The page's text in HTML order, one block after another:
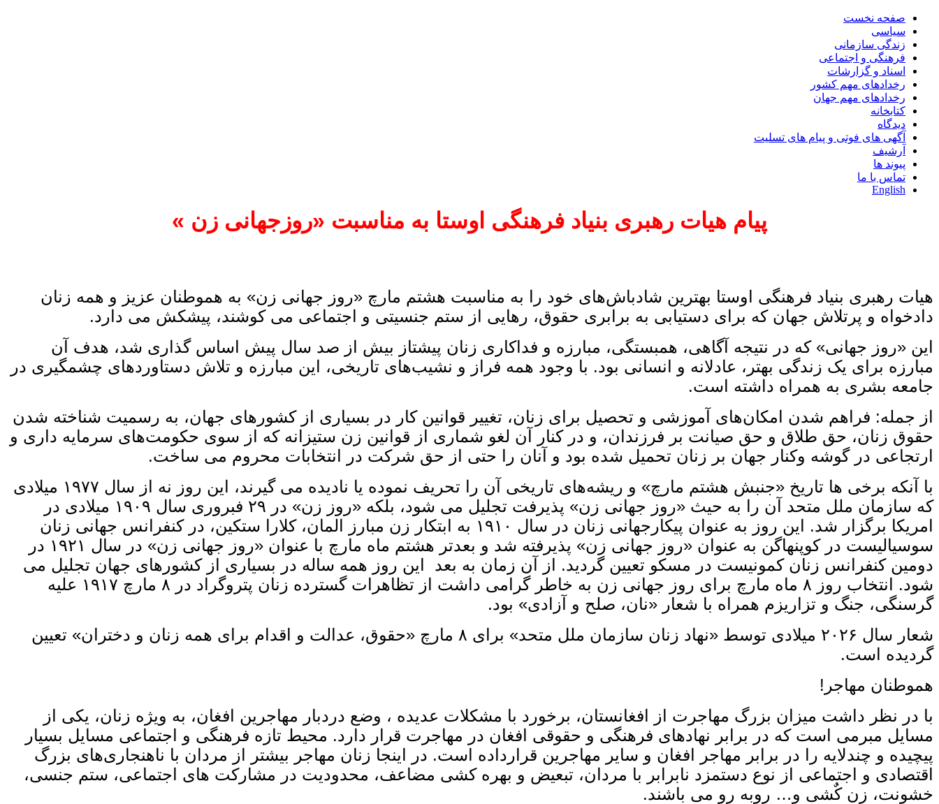
صفحه نخست
سیاسی
زندگی سازمانی
فرهنگی و اجتماعی
اسناد و گزارشات
رخدادهای مهم کشور
رخدادهای مهم جهان
کتابخانه
دیدگاه
آگهی های فوتی و پیام های تسلیت
آرشیف
پیوند ها
تماس با ما
English
پیام هیات رهبری بنیاد فرهنگی اوستا به مناسبت «روزجهانی زن »
هیات رهبری بنیاد فرهنگی اوستا بهترین شادباش‌های خود را به مناسبت هشتم مارچ «روز جهانی زن» به هموطنان عزیز و همه زنان
دادخواه و پرتلاش جهان که برای دستیابی به برابری حقوق، رهایی از ستم جنسیتی و اجتماعی می‌ کوشند، پیشکش می‌ دارد.
این «روز جهانی» که در نتیجه آگاهی، همبستگی، مبارزه و فداکاری زنان پیشتاز بیش از صد سال پیش اساس‌ گذاری شد، هدف آن
مبارزه برای یک زندگی بهتر، عادلانه و انسانی بود. با وجود همه فراز و نشیب‌های تاریخی، این مبارزه و تلاش دستاوردهای چشمگیری در
جامعه بشری به همراه داشته است.
از جمله: فراهم شدن امکان‌های آموزشی و تحصیل برای زنان، تغییر قوانین کار در بسیاری از کشورهای جهان، به رسمیت شناخته شدن
حقوق زنان، حق طلاق و حق صیانت بر فرزندان، و در کنار آن لغو شماری از قوانین زن‌ ستیزانه که از سوی حکومت‌های سرمایه‌ داری و
ارتجاعی در گوشه‌ وکنار جهان بر زنان تحمیل شده بود و آنان را حتی از حق شرکت در انتخابات محروم می ‌ساخت.
با آنکه برخی‌ ها تاریخ «جنبش هشتم مارچ» و ریشه‌های تاریخی آن را تحریف نموده یا نادیده می ‌گیرند، این روز نه از سال ۱۹۷۷ میلادی
که سازمان ملل متحد آن را به حیث «روز جهانی زن» پذیرفت تجلیل می ‌شود، بلکه «روز زن» در ۲۹ فبروری سال ۱۹۰۹ میلادی در
امریکا برگزار شد. این روز به عنوان پیکارجهانی زنان در سال ۱۹۱۰ به ابتکار زن مبارز المان، کلارا ستکین، در کنفرانس جهانی زنان
سوسیالیست در کوپنهاگن به عنوان «روز جهانی زن» پذیرفته شد و بعدتر هشتم ماه مارچ با عنوان «روز جهانی زن» در سال ۱۹۲۱ در
دومین کنفرانس زنان کمونیست در مسکو تعیین گردید. از آن زمان به بعد این روز همه ساله در بسیاری از کشورهای جهان تجلیل می
‌شود. انتخاب روز ۸ ماه مارچ برای روز جهانی زن به خاطر گرامی‌ داشت از تظاهرات گسترده زنان پتروگراد در ۸ مارچ ۱۹۱۷ علیه
گرسنگی، جنگ و تزاریزم همراه با شعار «نان، صلح و آزادی» بود.
شعار سال ۲۰۲۶ میلادی توسط «نهاد زنان سازمان ملل متحد» برای ۸ مارچ «حقوق، عدالت و اقدام برای همه زنان و دختران» تعیین
گردیده است.
هموطنان مهاجر!
با در نظر داشت میزان بزرگ مهاجرت از افغانستان، برخورد با مشکلات عدیده ، وضع دردبار مهاجرین افغان، به‌ ویژه زنان، یکی از
مسایل مبرمی است که در برابر نهادهای فرهنگی و حقوقی افغان در مهاجرت قرار دارد. محیط تازه فرهنگی و اجتماعی مسایل بسیار
پیچیده و چندلایه را در برابر مهاجر افغان و سایر مهاجرین قرارداده است. در اینجا زنان مهاجر بیشتر از مردان با ناهنجاری‌های بزرگ
اقتصادی و اجتماعی از نوع دستمزد نابرابر با مردان، تبعیض و بهره‌ کشی مضاعف، محدودیت در مشارکت‌ های اجتماعی، ستم جنسی،
خشونت، زن‌ کٌشی و… روبه‌ رو می‌ باشند.